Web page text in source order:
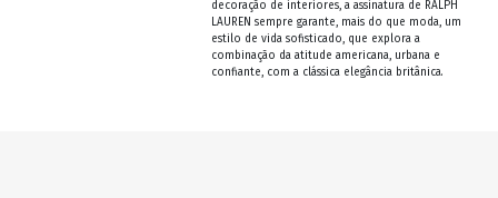
decoração de interiores, a assinatura de RALPH
LAUREN sempre garante, mais do que moda, um
estilo de vida sofisticado, que explora a
combinação da atitude americana, urbana e
confiante, com a clássica elegância britânica.